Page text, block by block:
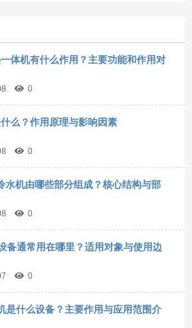
体机有什么作用？主要功能和作用对
0
么？作用原理与影响因素
0
水机由哪些部分组成？核心结构与部
0
备通常用在哪里？适用对象与使用边
0
是什么设备？主要作用与应用范围介